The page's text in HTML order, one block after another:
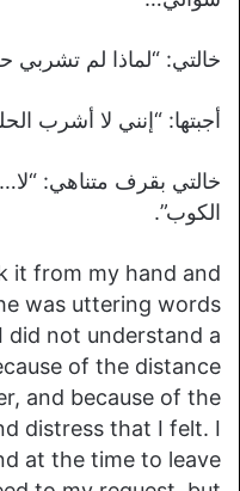
خالتي: “لماذا لم تشربي
أجبتها: “إنني لا أشرب
خالتي بقرف متناهي:
الكوب”.
it from my hand and
was uttering words
did not understand a
of the distance
and because of the
distress that I felt. I
at the time to leave